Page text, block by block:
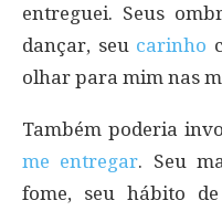
entreguei. Seus
dançar, seu carinho
olhar para mim nas
Também poderia
me entregar. Seu
fome, seu hábito